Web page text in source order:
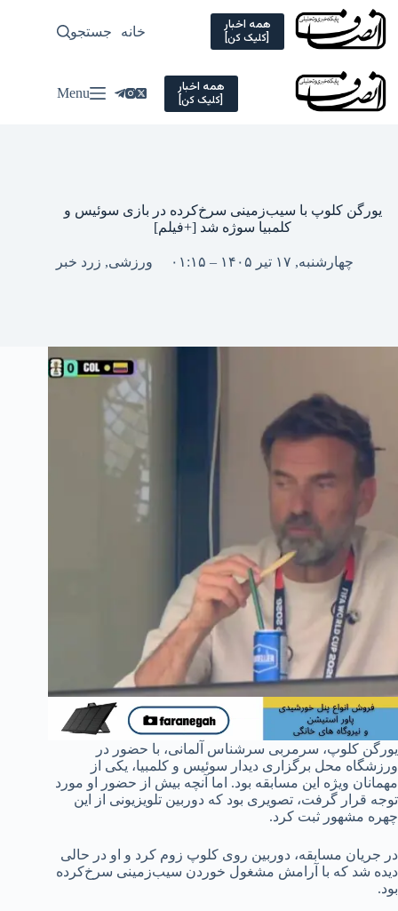
Skip
content
همه اخبار
[کلیک کن] خانه سیاسی
جستجو
همه اخبار
[کلیک کن] Menu
یورگن کلوپ با سیب‌زمینی سرخ‌کرده در بازی سوئیس و
کلمبیا سوژه شد [+فیلم]
چهارشنبه, ۱۷ تیر ۱۴۰۵ – ۰۱:۱۵ ورزشی, زرد خبر
یورگن کلوپ، سرمربی سرشناس آلمانی، با حضور در
ورزشگاه محل برگزاری دیدار سوئیس و کلمبیا، یکی از
مهمانان ویژه این مسابقه بود. اما آنچه بیش از حضور او مورد
توجه قرار گرفت، تصویری بود که دوربین تلویزیونی از این
چهره مشهور ثبت کرد.
در جریان مسابقه، دوربین روی کلوپ زوم کرد و او در حالی
دیده شد که با آرامش مشغول خوردن سیب‌زمینی سرخ‌کرده
بود.